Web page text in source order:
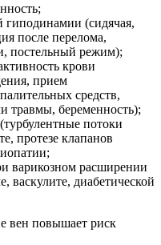
гиподинамии (сидячая,
после перелома,
постельный режим);
крови
прием
средств,
травмы, беременность);
потоки
протезе клапанов
варикозном расширении
васкулите, диабетической
вен повышает риск